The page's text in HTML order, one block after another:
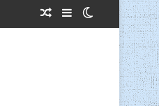
Willekeurig Artikel
SidebarSwitch skin